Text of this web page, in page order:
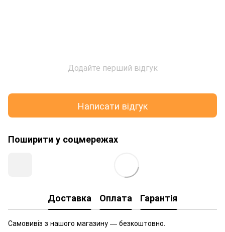
Додайте перший відгук
Написати відгук
Поширити у соцмережах
Доставка Оплата Гарантія
Самовивіз з нашого магазину — безкоштовно.